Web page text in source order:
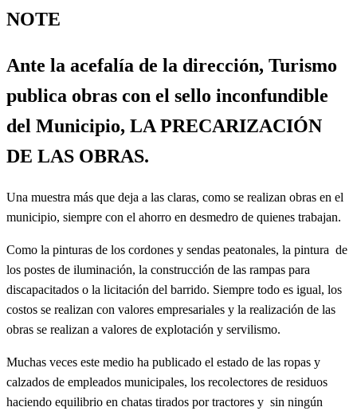
NOTE
Ante la acefalía de la dirección, Turismo
publica obras con el sello inconfundible
del Municipio, LA PRECARIZACIÓN
DE LAS OBRAS.
Una muestra más que deja a las claras, como se realizan obras en el
municipio, siempre con el ahorro en desmedro de quienes trabajan.
Como la pinturas de los cordones y sendas peatonales, la pintura de
los postes de iluminación, la construcción de las rampas para
discapacitados o la licitación del barrido. Siempre todo es igual, los
costos se realizan con valores empresariales y la realización de las
obras se realizan a valores de explotación y servilismo.
Muchas veces este medio ha publicado el estado de las ropas y
calzados de empleados municipales, los recolectores de residuos
haciendo equilibrio en chatas tirados por tractores y sin ningún